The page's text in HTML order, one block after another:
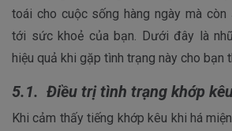
toái cho cuộc sống hàng ngày mà
tới sức khoẻ của bạn. Dưới đây là
hiệu quả khi gặp tình trạng này cho bạn
5.1. Điều trị tình trạng khớp
Khi cảm thấy tiếng khớp kêu khi há